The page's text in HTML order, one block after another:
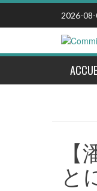
Skip
content
2026-
と